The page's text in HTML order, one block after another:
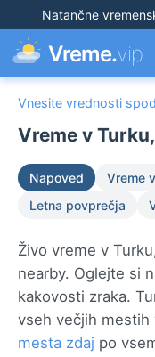
Natančne
Vreme.vip
Vnesite vrednosti
Vreme v
Napoved Vreme
Letna povprečja
Živo vreme v
nearby. Oglejte si
kakovosti zraka.
vseh večjih mestih
mesta zdaj po